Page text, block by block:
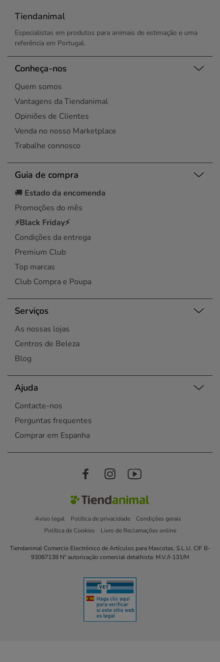
Maia
Maia
Matosinhos
Portimão
Santo Tirso
Seixal
Silves
Vila do Conde
Vila Nova de Gaia
Esgueira
Leiria
Lisboa
Lisboa
Lisboa
Maia
Maia
Matosinhos
Montijo
Alvor
Porto
Santa Maria da Feira
Santo Tirso
Senhora da Hora
Várzea
Vila Chã
Vila Nova de Gaia
Viseu
Tiendanimal
Especialistas em produtos para animais de estimação e uma
referência em Portugal.
Conheça-nos
Quem somos
Vantagens da Tiendanimal
Opiniões de Clientes
Venda no nosso Marketplace
Trabalhe connosco
Guia de compra
🚚 Estado da encomenda
Promoções do mês
⚡Black Friday⚡
Condições da entrega
Premium Club
Top marcas
Club Compra e Poupa
Serviços
As nossas lojas
Centros de Beleza
Blog
Ajuda
Contacte-nos
Perguntas frequentes
Comprar em Espanha
Aviso legal Política de privacidade
Condições gerais
Política de Cookies
Livro de Reclamações online
Tiendanimal Comercio Electrónico de Artículos para Mascotas, S.L.U. CIF B-
93087138 Nº autorização comercial detalhista: M.V./I-131/M